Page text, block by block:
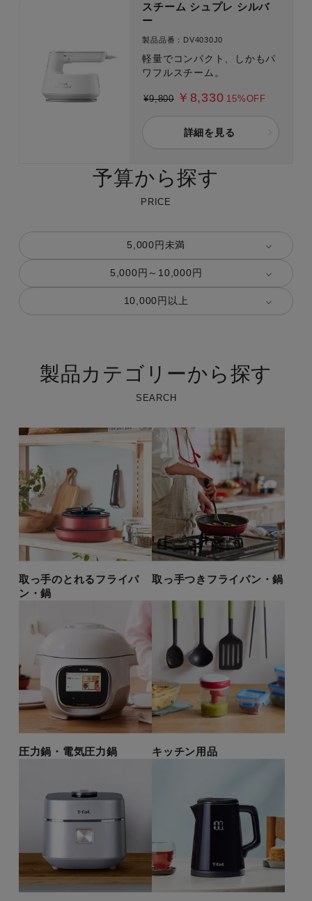
スチーム シュプレ シルバ
ー
製品品番：DV4030J0
軽量でコンパクト、しかもパ
ワフルスチーム。
¥9,800 ￥8,330 15%OFF
詳細を見る
予算から探す
PRICE
5,000円未満
5,000円～10,000円
10,000円以上
製品カテゴリーから探す
SEARCH
取っ手のとれるフライパ
ン・鍋
取っ手つきフライパン・鍋
圧力鍋・電気圧力鍋 キッチン用品